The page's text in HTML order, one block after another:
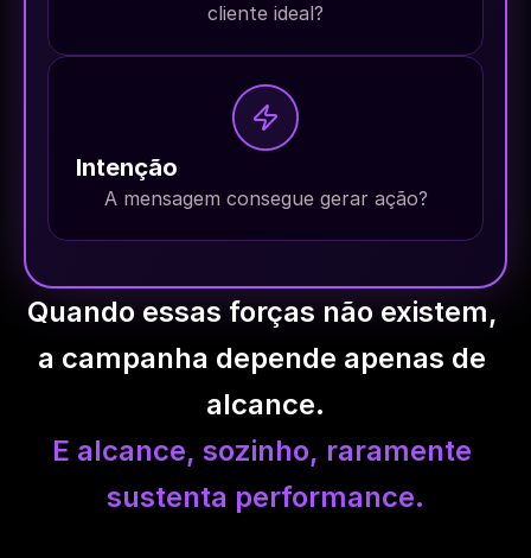
cliente ideal?
Intenção
A mensagem consegue gerar ação?
Quando essas forças não existem,
a campanha depende apenas de
alcance.
E alcance, sozinho, raramente
sustenta performance.